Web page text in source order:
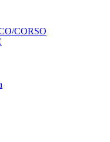
CORSO